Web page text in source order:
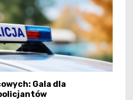
Gala dla